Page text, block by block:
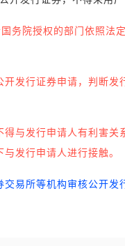
国务院授权的部门依照法
发行证券申请，判断发
与发行申请人有利害
发行申请人进行接触。
易所等机构审核公开